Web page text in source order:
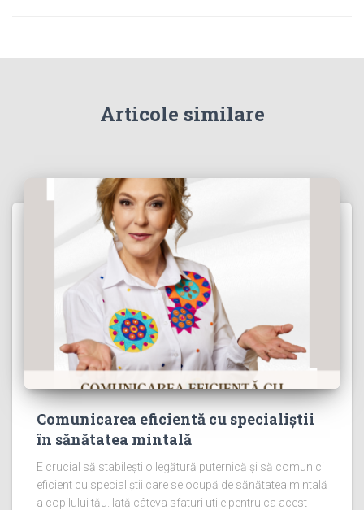
Articole similare
Comunicarea eficientă cu specialiștii
în sănătatea mintală
E crucial să stabilești o legătură puternică și să comunici
eficient cu specialiștii care se ocupă de sănătatea mintală
a copilului tău. Iată câteva sfaturi utile pentru ca acest